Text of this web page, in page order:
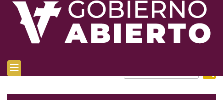
[breadcrumb]